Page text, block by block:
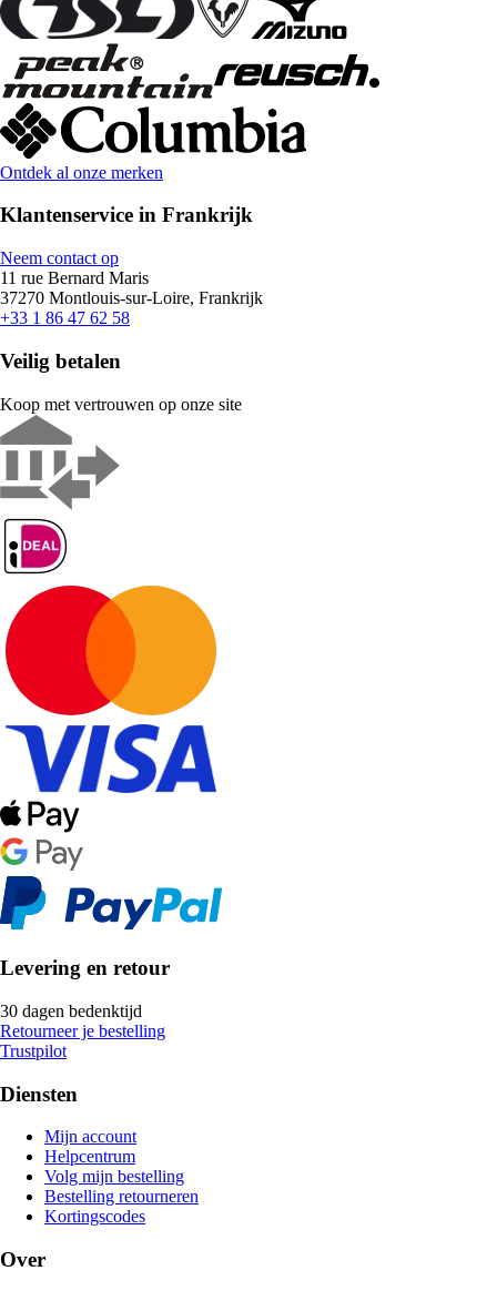
Ontdek al onze merken
Klantenservice in Frankrijk
Neem contact op
11 rue Bernard Maris
37270 Montlouis-sur-Loire, Frankrijk
+33 1 86 47 62 58
Veilig betalen
Koop met vertrouwen op onze site
Levering en retour
30 dagen bedenktijd
Retourneer je bestelling
Trustpilot
Diensten
Mijn account
Helpcentrum
Volg mijn bestelling
Bestelling retourneren
Kortingscodes
Over